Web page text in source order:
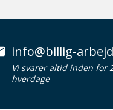
info@billig-
Vi svarer altid inden for
hverdage